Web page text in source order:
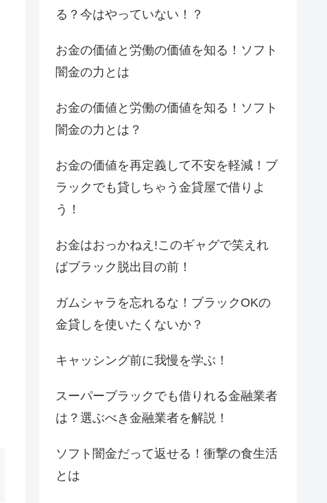
る？今はやっていない！？
お金の価値と労働の価値を知る！ソフト
闇金の力とは
お金の価値と労働の価値を知る！ソフト
闇金の力とは？
お金の価値を再定義して不安を軽減！ブ
ラックでも貸しちゃう金貸屋で借りよ
う！
お金はおっかねえ!このギャグで笑えれ
ばブラック脱出目の前！
ガムシャラを忘れるな！ブラックOKの
金貸しを使いたくないか？
キャッシング前に我慢を学ぶ！
スーパーブラックでも借りれる金融業者
は？選ぶべき金融業者を解説！
ソフト闇金だって返せる！衝撃の食生活
とは